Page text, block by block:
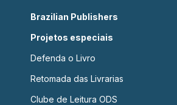
Brazilian Publishers
Projetos especiais
Defenda o Livro
Retomada das Livrarias
Clube de Leitura ODS